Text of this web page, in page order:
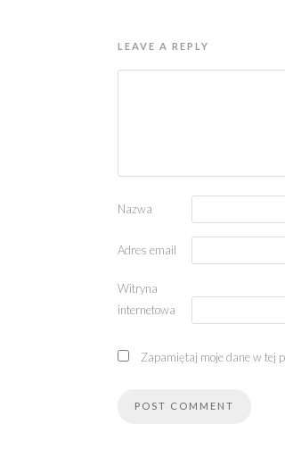
LEAVE A REPLY
Nazwa
Adres email
Witryna
internetowa
Zapamiętaj moje dane w tej